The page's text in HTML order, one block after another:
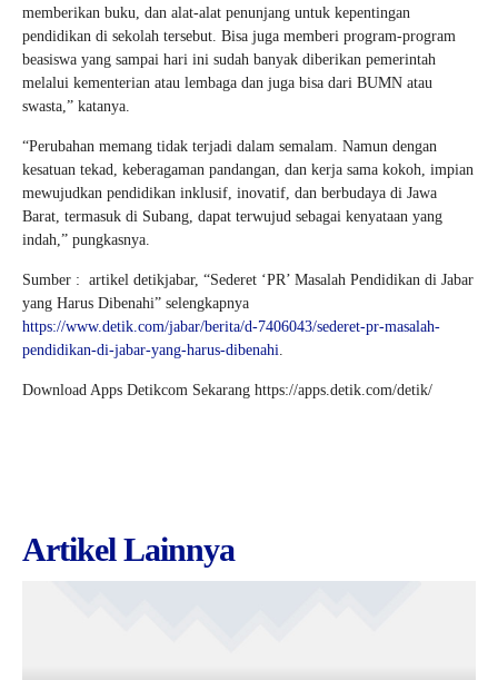
memberikan buku, dan alat-alat penunjang untuk kepentingan
pendidikan di sekolah tersebut. Bisa juga memberi program-program
beasiswa yang sampai hari ini sudah banyak diberikan pemerintah
melalui kementerian atau lembaga dan juga bisa dari BUMN atau
swasta,” katanya.
“Perubahan memang tidak terjadi dalam semalam. Namun dengan
kesatuan tekad, keberagaman pandangan, dan kerja sama kokoh, impian
mewujudkan pendidikan inklusif, inovatif, dan berbudaya di Jawa
Barat, termasuk di Subang, dapat terwujud sebagai kenyataan yang
indah,” pungkasnya.
Sumber : artikel detikjabar, “Sederet ‘PR’ Masalah Pendidikan di Jabar
yang Harus Dibenahi” selengkapnya
https://www.detik.com/jabar/berita/d-7406043/sederet-pr-masalah-
pendidikan-di-jabar-yang-harus-dibenahi.
Download Apps Detikcom Sekarang https://apps.detik.com/detik/
Artikel Lainnya